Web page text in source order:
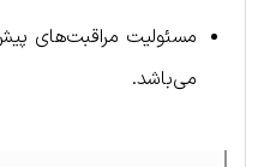
مسئولیت مراقبت‌های
می‌باشد.